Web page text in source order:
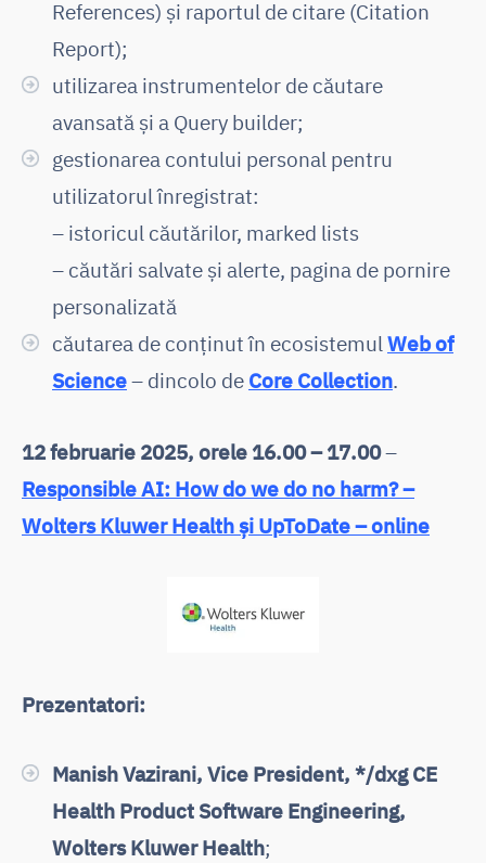
References) și raportul de citare (Citation
Report);
utilizarea instrumentelor de căutare
avansată și a Query builder;
gestionarea contului personal pentru
utilizatorul înregistrat:
– istoricul căutărilor, marked lists
– căutări salvate și alerte, pagina de pornire
personalizată
căutarea de conținut în ecosistemul Web of
Science– dincolo de Core Collection.
12 februarie 2025, orele 16.00 – 17.00–
Responsible AI: How do we do no harm? –
Wolters Kluwer Health și UpToDate – online
Prezentatori:
Manish Vazirani, Vice President, */dxg CE
Health Product Software Engineering,
Wolters Kluwer Health;